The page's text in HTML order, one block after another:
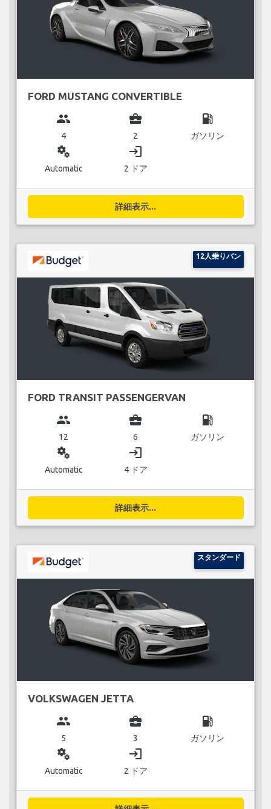
FORD MUSTANG CONVERTIBLE
group
4
business_center
2
local_gas_station
ガソリン
miscellaneous_services
Automatic
login
2 ドア
詳細表示...
12人乗りバン
FORD TRANSIT PASSENGERVAN
group
12
business_center
6
local_gas_station
ガソリン
miscellaneous_services
Automatic
login
4 ドア
詳細表示...
スタンダード
VOLKSWAGEN JETTA
group
5
business_center
3
local_gas_station
ガソリン
miscellaneous_services
Automatic
login
2 ドア